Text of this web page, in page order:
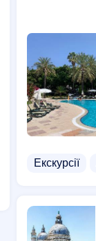
Екскурсії